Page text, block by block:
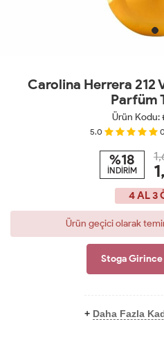
Carolina Herrera 212
Parfüm
Ürün Kodu:
5.0 0
%18
İNDİRİM
4 AL 3
Ürün geçici olarak
Stoga Girince
+ Daha Fazla